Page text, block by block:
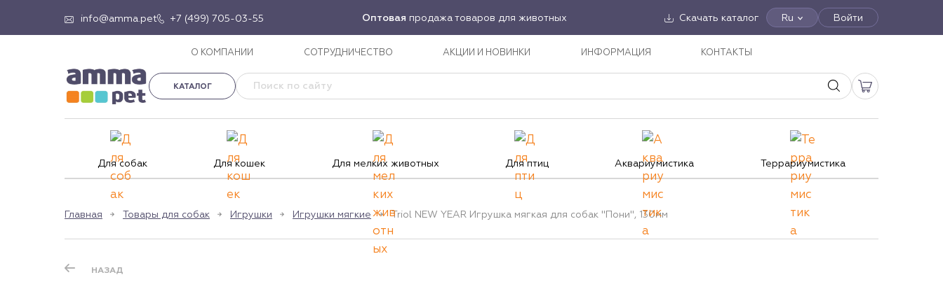
info@amma.pet +7 (499) 705-03-55 Оптовая продажа товаров для животных Скачать каталог Ru Войти
О КОМПАНИИ СОТРУДНИЧЕСТВО АКЦИИ И НОВИНКИ ИНФОРМАЦИЯ КОНТАКТЫ
КАТАЛОГ
Для собак Для кошек Для мелких животных Для птиц Аквариумистика Террариумистика
Главная Товары для собак Игрушки Игрушки мягкие Triol NEW YEAR Игрушка мягкая для собак "Пони", 130мм
НАЗАД